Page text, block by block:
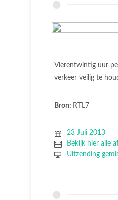
Vierentwintig uur
verkeer veilig te
Bron: RTL7
23 Juli 2013
Bekijk hier alle
Uitzending